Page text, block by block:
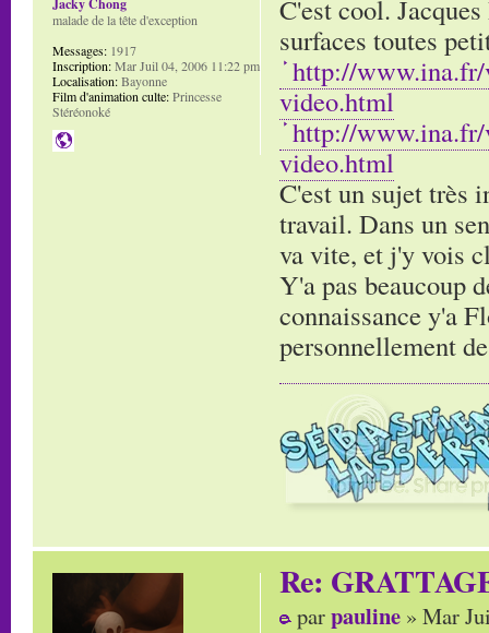
C'est cool.
surfaces toutes
http://www.ina.fr/
video.html
http://www.ina.fr/
video.html
C'est un sujet très
travail. Dans un
va vite, et j'y vois
Y'a pas beaucoup
connaissance y'a
personnellement
malade de la tête d'exception
Messages: 1917
Inscription:Mar Juil 04, 2006 11:22 pm
Localisation:Bayonne
Film d'animation culte:Princesse
Stéréonoké
Re:
parpauline » Mar